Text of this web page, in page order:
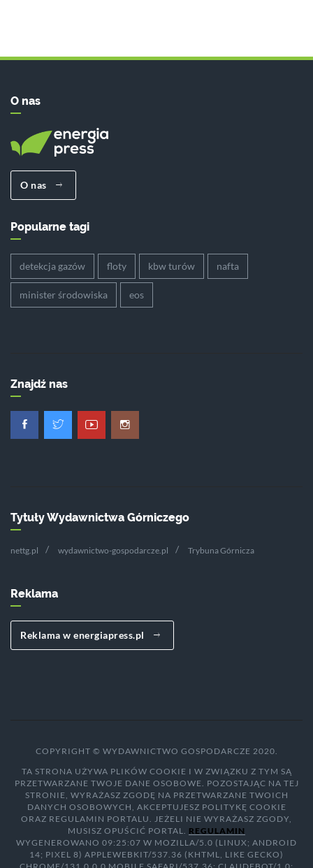
O nas
O nas
Popularne tagi
detekcja gazów floty kbw turów nafta
minister środowiska eos
Znajdź nas
Tytuły Wydawnictwa Górniczego
nettg.pl wydawnictwo-gospodarcze.pl Trybuna Górnicza
Reklama
Reklama w energiapress.pl
COPYRIGHT © WYDAWNICTWO GOSPODARCZE 2020.
TA STRONA UŻYWA PLIKÓW COOKIE I W ZWIĄZKU Z TYM SĄ
PRZETWARZANE TWOJE DANE OSOBOWE. POZOSTAJĄC NA TEJ
STRONIE, WYRAŻASZ ZGODĘ NA PRZETWARZANE TWOICH
DANYCH OSOBOWYCH, AKCEPTUJESZ POLITYKĘ COOKIE
ORAZ REGULAMIN PORTALU. JEŻELI NIE WYRAŻASZ ZGODY,
MUSISZ OPUŚCIĆ PORTAL. REGULAMIN
WYGENEROWANO 09:25:07 W MOZILLA/5.0 (LINUX; ANDROID
14; PIXEL 8) APPLEWEBKIT/537.36 (KHTML, LIKE GECKO)